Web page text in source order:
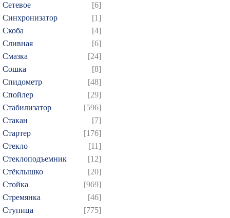
Сетевое
[6]
Синхронизатор
[1]
Скоба
[4]
Сливная
[6]
Смазка
[24]
Сошка
[8]
Спидометр
[48]
Спойлер
[29]
Стабилизатор
[596]
Стакан
[7]
Стартер
[176]
Стекло
[11]
Стеклоподъемник
[12]
Стёклышко
[20]
Стойка
[969]
Стремянка
[46]
Ступица
[775]